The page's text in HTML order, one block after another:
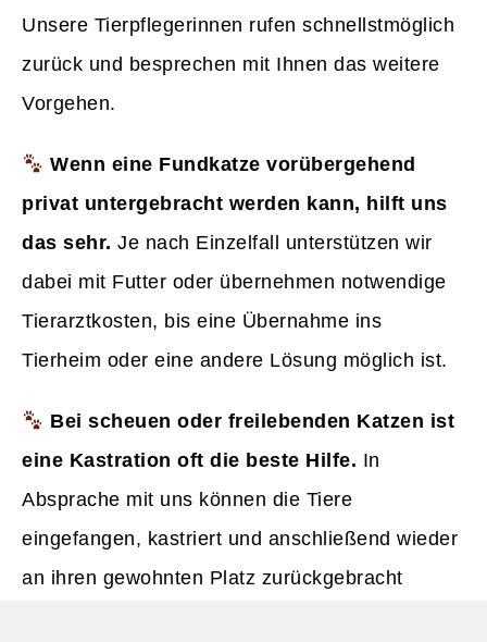
Unsere Tierpflegerinnen rufen schnellstmöglich
zurück und besprechen mit Ihnen das weitere
Vorgehen.
Wenn eine Fundkatze vorübergehend
privat untergebracht werden kann, hilft uns
das sehr. Je nach Einzelfall unterstützen wir
dabei mit Futter oder übernehmen notwendige
Tierarztkosten, bis eine Übernahme ins
Tierheim oder eine andere Lösung möglich ist.
Bei scheuen oder freilebenden Katzen ist
eine Kastration oft die beste Hilfe. In
Absprache mit uns können die Tiere
eingefangen, kastriert und anschließend wieder
an ihren gewohnten Platz zurückgebracht